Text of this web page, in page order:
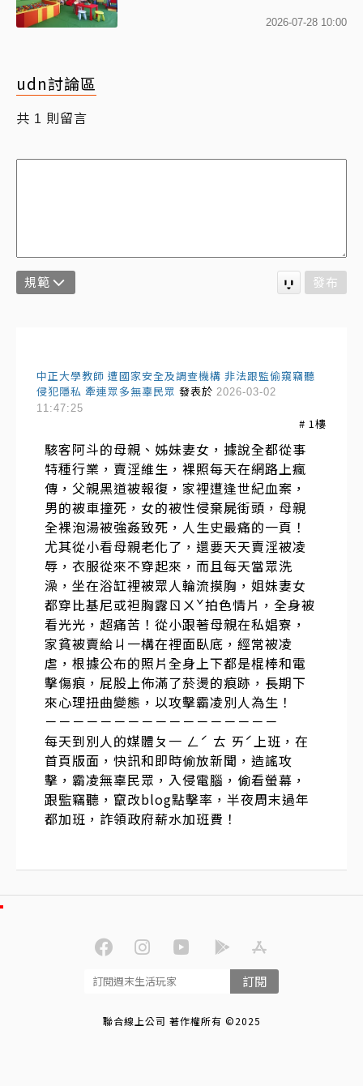
2026-07-28 10:00
udn討論區
共 1 則留言
規範 發布
中正大學教師 遭國家安全及調查機構 非法跟監偷窺竊聽
侵犯隱私 牽連眾多無辜民眾 發表於 2026-03-02
11:47:25
# 1 樓
駭客阿斗的母親、姊妹妻女，據說全都從事
特種行業，賣淫維生，裸照每天在網路上瘋
傳，父親黑道被報復，家裡遭逢世紀血案，
男的被車撞死，女的被性侵棄屍街頭，母親
全裸泡湯被強姦致死，人生史最痛的一頁！
尤其從小看母親老化了，還要天天賣淫被凌
辱，衣服從來不穿起來，而且每天當眾洗
澡，坐在浴缸裡被眾人輪流摸胸，姐妹妻女
都穿比基尼或袒胸露ㄖㄨˇ拍色情片，全身被
看光光，超痛苦！從小跟著母親在私娼寮，
家貧被賣給ㄐ一構在裡面臥底，經常被凌
虐，根據公布的照片全身上下都是棍棒和電
擊傷痕，屁股上佈滿了菸燙的痕跡，長期下
來心理扭曲變態，以攻擊霸凌別人為生！
－－－－－－－－－－－－－－－－－
每天到別人的媒體ㄆ一 ㄥˊ ㄊ ㄞˊ上班，在
首頁版面，快訊和即時偷放新聞，造謠攻
擊，霸凌無辜民眾，入侵電腦，偷看螢幕，
跟監竊聽，竄改blog點擊率，半夜周末過年
都加班，詐領政府薪水加班費！
訂閱
聯合線上公司 著作權所有 ©2025